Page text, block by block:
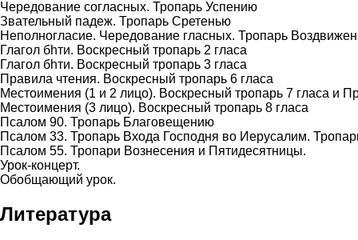
Чередование согласных. Тропарь Успению
Звательный падеж. Тропарь Сретенью
Неполногласие. Чередование гласных. Тропарь
Глагол бhти. Воскресный тропарь 2 гласа
Глагол бhти. Воскресный тропарь 3 гласа
Правила чтения. Воскресный тропарь 6 гласа
Местоимения (1 и 2 лицо). Воскресный тропарь 7 гласа и
Местоимения (3 лицо). Воскресный тропарь 8 гласа
Псалом 90. Тропарь Благовещению
Псалом 33. Тропарь Входа Господня во Иерусалим.
Псалом 55. Тропари Вознесения и Пятидесятницы.
Урок-концерт.
Обобщающий урок.
Литература